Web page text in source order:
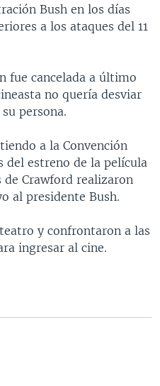
Bush en los días
a los ataques del 11
fue cancelada a último
no quería desviar
persona.
a la Convención
del estreno de la película
de Crawford realizaron
al presidente Bush.
y confrontaron a las
ingresar al cine.